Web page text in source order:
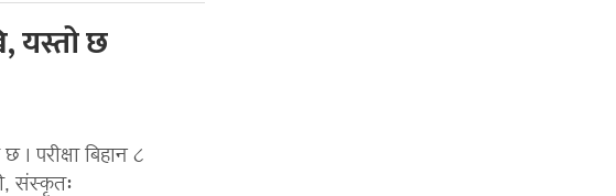
यस्तो छ
परीक्षा बिहान ८
संस्कृतः